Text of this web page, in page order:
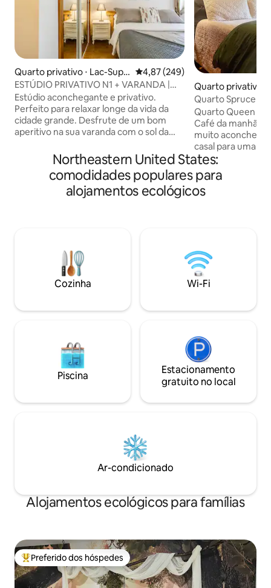
Quarto privativo ⋅ Lac-Supé
rieur
4,87 de uma avaliação média de
4,87 (249)
ESTÚDIO PRIVATIVO N1 + VARANDA |
VISTA RIO | SOL DA TARDE
Estúdio aconchegante e privativo.
Perfeito para relaxar longe da vida da
cidade grande. Desfrute de um bom
aperitivo na sua varanda com o sol da
algumas unidades cercadas pela
natureza a apenas 5 minutos da rodovia
117. Você pode conhecer ou ouvir outros
nômades como você viajando na região.
O estabelecimento fica a 2 minutos de
Tremblant resort lado sul ou norte.
Quarto privativo ⋅
Quarto Spruce |
Banheiro
Quarto Queen |
Café da manhã
muito
casal para uma
que gostam de
privativo com
viajantes que
descansar após
comodidades da
banheira de
com vista para as
Northeastern United States:
comodidades populares para
alojamentos ecológicos
Cozinha Wi-Fi
Piscina
Estacionamento
gratuito no local
Ar-condicionado
Alojamentos ecológicos para famílias
Entre os melhores preferidos dos hóspedes
Preferido dos hóspedes